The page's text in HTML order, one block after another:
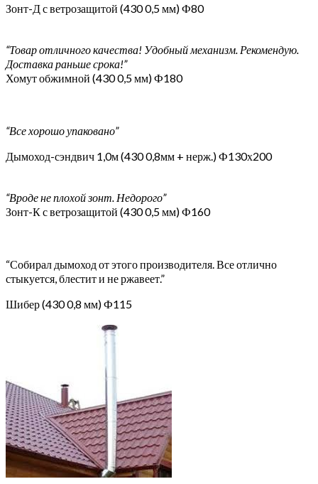
Зонт-Д с ветрозащитой (430 0,5 мм) Ф80
“Товар отличного качества! Удобный механизм. Рекомендую.
Доставка раньше срока!”
Хомут обжимной (430 0,5 мм) Ф180
“Все хорошо упаковано”
Дымоход-сэндвич 1,0м (430 0,8мм + нерж.) Ф130х200
“Вроде не плохой зонт. Недорого”
Зонт-К с ветрозащитой (430 0,5 мм) Ф160
“Собирал дымоход от этого производителя. Все отлично
стыкуется, блестит и не ржавеет.”
Шибер (430 0,8 мм) Ф115